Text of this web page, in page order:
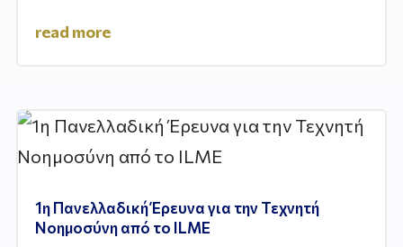
read more
1η Πανελλαδική Έρευνα για την Τεχνητή
Νοημοσύνη από το ILME